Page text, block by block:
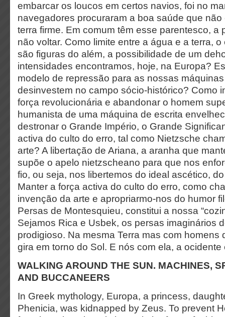
embarcar os loucos em certos navios, foi no
navegadores procuraram a boa saúde que
terra firme. Em comum têm esse parentesco, a
não voltar. Como limite entre a água e a terra,
são figuras do além, a possibilidade de um
intensidades encontramos, hoje, na Europa?
modelo de repressão para as nossas
desinvestem no campo sócio-histórico? Como
força revolucionária e abandonar o homem
humanista de uma máquina de escrita
destronar o Grande Império, o Grande
activa do culto do erro, tal como Nietzsche
arte? A libertação de Ariana, a aranha que
supõe o apelo nietzscheano para que nos
fio, ou seja, nos libertemos do ideal ascético,
Manter a força activa do culto do erro, como
invenção da arte e apropriarmo-nos do humor
Persas de Montesquieu, constitui a nossa
Sejamos Rica e Usbek, os persas imaginários
prodigioso. Na mesma Terra mas com homens
gira em torno do Sol. E nós com ela, a ocidente
WALKING AROUND THE SUN. MACHINES,
AND BUCCANEERS
In Greek mythology, Europa, a princess,
Phenicia, was kidnapped by Zeus. To prevent